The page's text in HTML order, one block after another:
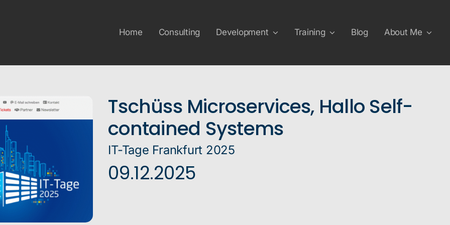
Home Consulting Development Training Blog About Me
Tschüss Microservices, Hallo Self-
contained Systems
IT-Tage Frankfurt 2025
09.12.2025